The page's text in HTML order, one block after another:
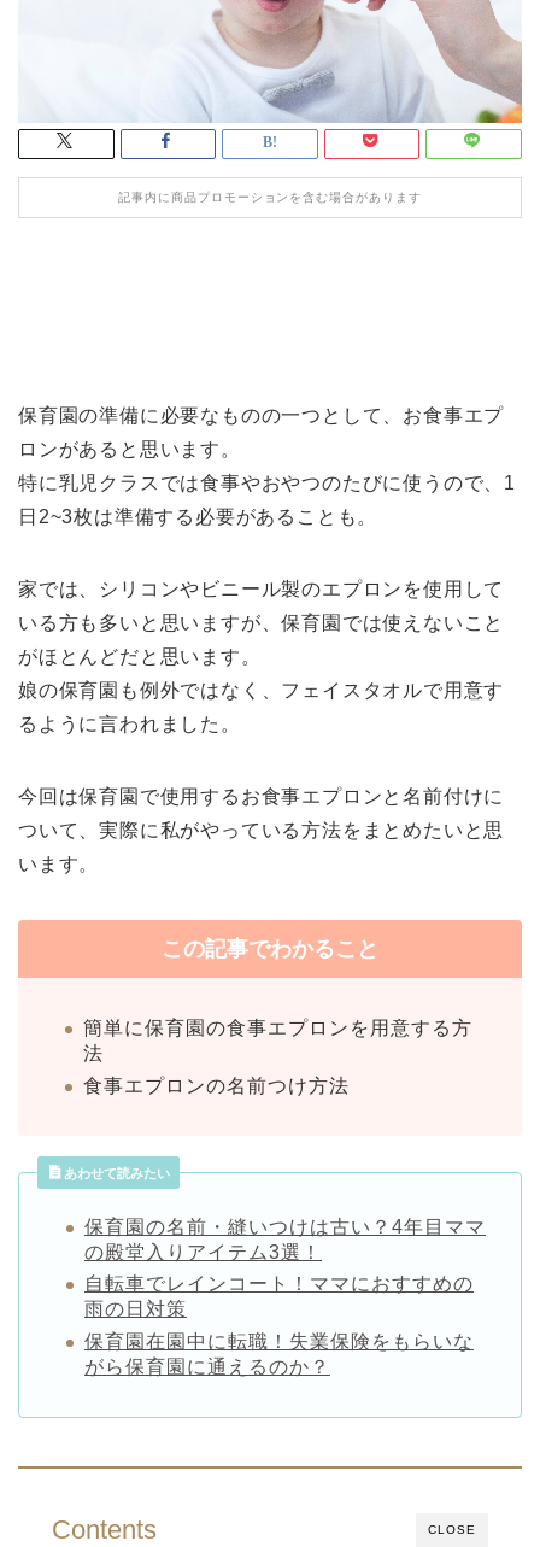
記事内に商品プロモーションを含む場合があります
保育園の準備に必要なものの一つとして、お食事エプ
ロンがあると思います。
特に乳児クラスでは食事やおやつのたびに使うので、1
日2~3枚は準備する必要があることも。
家では、シリコンやビニール製のエプロンを使用して
いる方も多いと思いますが、保育園では使えないこと
がほとんどだと思います。
娘の保育園も例外ではなく、フェイスタオルで用意す
るように言われました。
今回は保育園で使用するお食事エプロンと名前付けに
ついて、実際に私がやっている方法をまとめたいと思
います。
この記事でわかること
簡単に保育園の食事エプロンを用意する方
法
食事エプロンの名前つけ方法
あわせて読みたい
保育園の名前・縫いつけは古い？4年目ママ
の殿堂入りアイテム3選！
自転車でレインコート！ママにおすすめの
雨の日対策
保育園在園中に転職！失業保険をもらいな
がら保育園に通えるのか？
CLOSE
Contents